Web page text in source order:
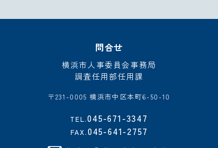
問合せ
横浜市人事委員会事務局
調査任用部任用課
〒231-0005 横浜市中区本町6-50-10
TEL. 045-671-3347
FAX. 045-641-2757